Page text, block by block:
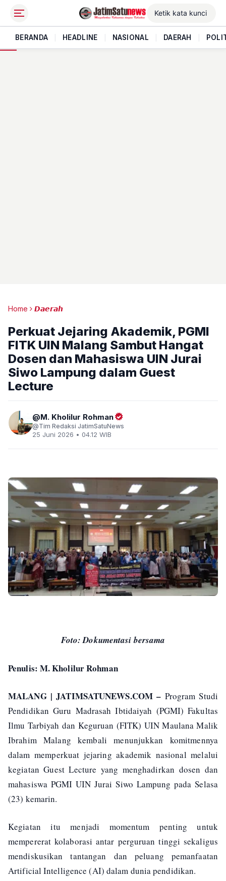
BERANDA HEADLINE NASIONAL DAERAH
Home 𝘿𝙖𝙚𝙧𝙖𝙝
Perkuat Jejaring Akademik, PGMI
FITK UIN Malang Sambut Hangat
Dosen dan Mahasiswa UIN Jurai
Siwo Lampung dalam Guest
Lecture
M. Kholilur Rohman
Tim Redaksi JatimSatuNews
25 Juni 2026 • 04.12 WIB
Foto: Dokumentasi bersama
Penulis: M. Kholilur Rohman
MALANG | JATIMSATUNEWS.COM – Program Studi
Pendidikan Guru Madrasah Ibtidaiyah (PGMI) Fakultas
Ilmu Tarbiyah dan Keguruan (FITK) UIN Maulana Malik
Ibrahim Malang kembali menunjukkan komitmennya
dalam memperkuat jejaring akademik nasional melalui
kegiatan Guest Lecture yang menghadirkan dosen dan
mahasiswa PGMI UIN Jurai Siwo Lampung pada Selasa
(23) kemarin.
Kegiatan itu menjadi momentum penting untuk
mempererat kolaborasi antar perguruan tinggi sekaligus
mendiskusikan tantangan dan peluang pemanfaatan
Artificial Intelligence (AI) dalam dunia pendidikan.